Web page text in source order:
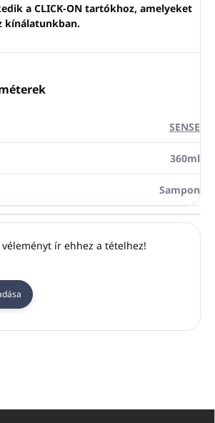
a CLICK-ON tartókhoz, amelyeket
kínálatunkban.
SENSE
360ml
Sampon
véleményt ír ehhez a tételhez!